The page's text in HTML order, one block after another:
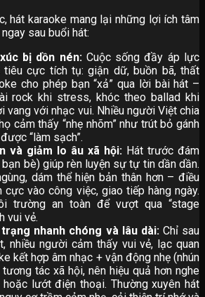
hát karaoke mang lại những lợi ích tâm
sau buổi hát:
bị dồn nén:Cuộc sống đầy áp lực
tiêu cực tích tụ: giận dữ, buồn bã, thất
cho phép bạn “xả” qua lời bài hát –
rock khi stress, khóc theo ballad khi
vang với nhạc vui. Nhiều người Việt chia
cảm thấy “nhẹ nhõm” như trút bỏ gánh
“làm sạch”.
và giảm lo âu xã hội:Hát trước đám
bè) giúp rèn luyện sự tự tin dần dần.
dám thể hiện bản thân hơn – điều
cực vào công việc, giao tiếp hàng ngày.
trường an toàn để vượt qua “stage
vui vẻ.
nhanh chóng và lâu dài:Chỉ sau
nhiều người cảm thấy vui vẻ, lạc quan
kết hợp âm nhạc + vận động nhẹ (nhún
tác xã hội, nên hiệu quả hơn nghe
lướt điện thoại. Thường xuyên hát